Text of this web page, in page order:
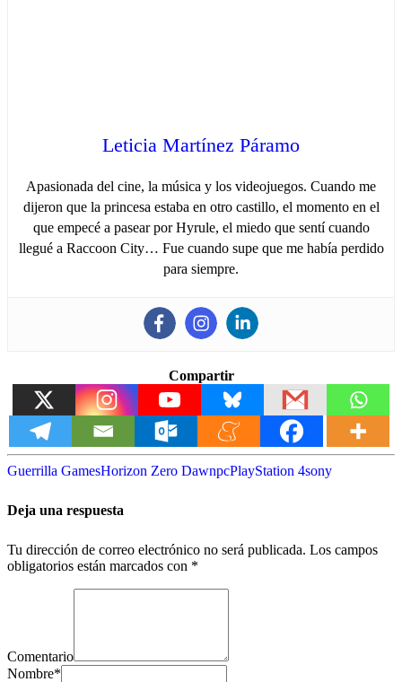
Leticia Martínez Páramo
Apasionada del cine, la música y los videojuegos. Cuando me
dijeron que la princesa estaba en otro castillo, el momento en el
que empecé a pasear por Hyrule, el miedo que sentí cuando
llegué a Raccoon City… Fue cuando supe que me había perdido
para siempre.
Compartir
Guerrilla GamesHorizon Zero DawnpcPlayStation 4sony
Deja una respuesta
Tu dirección de correo electrónico no será publicada. Los campos
obligatorios están marcados con *
Comentario
Nombre*